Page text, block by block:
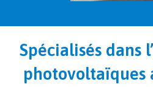
Spécialisés dans
photovoltaïques